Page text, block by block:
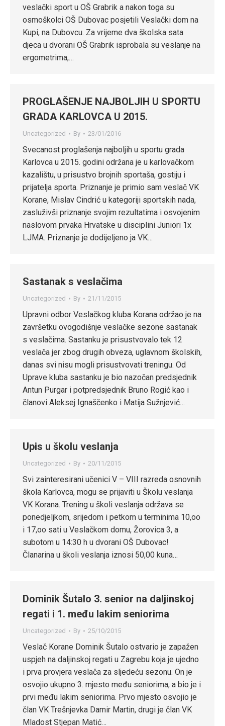
veslački sport u OŠ Grabrik a nakon toga su
osmoškolci OŠ Dubovac posjetili Veslački dom na
Kupi, na Dubovcu. Za vrijeme dva školska sata
djeca u dvorani OŠ Grabrik isprobala su veslanje na
ergometrima,…
PROGLAŠENJE NAJBOLJIH U SPORTU
GRADA KARLOVCA U 2015.
Uncategorized By 23/01/2016
Svecanost proglašenja najboljih u sportu grada
Karlovca u 2015. godini održana je u karlovačkom
kazalištu, u prisustvo brojnih sportaša, gostiju i
prijatelja sporta. Priznanje je primio sam veslač VK
Korane, Mislav Cindrić u kategoriji sportskih nada,
zasluživši priznanje svojim rezultatima i osvojenim
naslovom prvaka Hrvatske u disciplini Juniori 1x
LJMA. Priznanje je dodijeljeno ja VK…
Sastanak s veslačima
Uncategorized By 21/11/2015
Upravni odbor Veslačkog kluba Korana održao je na
završetku ovogodišnje veslačke sezone sastanak
s veslačima. Sastanku je prisustvovalo tek 12
veslača jer zbog drugih obveza, uglavnom školskih,
danas svi nisu mogli prisustvovati treningu. Od
Uprave kluba sastanku je bio nazočan predsjednik
Antun Purgar i potpredsjednik Bruno Rogić kao i
članovi Aleksej Ignaščenko i Matija Sužnjević…
Upis u školu veslanja
Uncategorized By 20/11/2015
Svi zainteresirani učenici V – VIII razreda osnovnih
škola Karlovca, mogu se prijaviti u Školu veslanja
VK Korana. Trening u školi veslanja održava se
ponedjeljkom, srijedom i petkom u terminima 10,oo
i 17,oo sati u Veslačkom domu, Žorovica 3, a
subotom u 14:30 h u dvorani OŠ Dubovac!
Članarina u školi veslanja iznosi 50,00 kuna…
Dominik Šutalo 3. senior na daljinskoj
regati i 1. među lakim seniorima
Uncategorized By 25/10/2015
Veslač Korane Dominik Šutalo ostvario je zapažen
uspjeh na daljinskoj regati u Zagrebu koja je ujedno
i prva provjera veslača za sljedeću sezonu. On je
osvojio ukupno 3. mjesto među seniorima, a bio je i
prvi među lakim seniorima. Prvo mjesto osvojio je
član VK Trešnjevka Damir Martin, drugi je član VK
Mladost Stjepan Matić…